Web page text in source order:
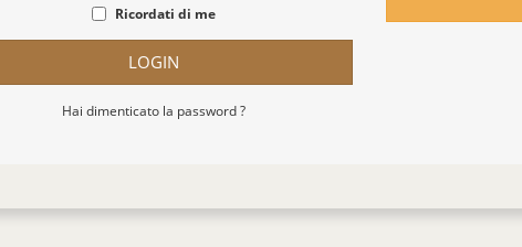
Ricordati di me
LOGIN
Hai dimenticato la password ?